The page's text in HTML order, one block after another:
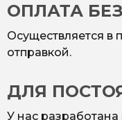
ОПЛАТА
Осуществляется в
отправкой.
ДЛЯ
У нас